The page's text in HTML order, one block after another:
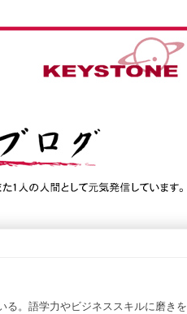
る。語学力やビジネススキルに磨きを